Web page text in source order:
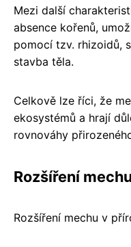
Mezi další
absence kořenů,
pomocí tzv. rhizoidů,
stavba těla.
Celkově lze říci, že
ekosystémů a hrají
rovnováhy
Rozšíření
Rozšíření mechu v